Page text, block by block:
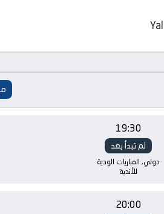
19:30
لم تبدأ بعد
دولي, المباريات الودية
للأندية
20:00